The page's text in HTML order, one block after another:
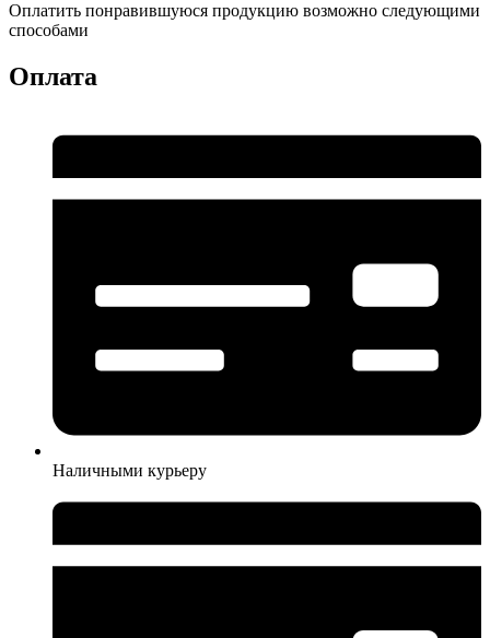
Оплатить понравившуюся продукцию возможно следующими
способами
Оплата
Наличными курьеру